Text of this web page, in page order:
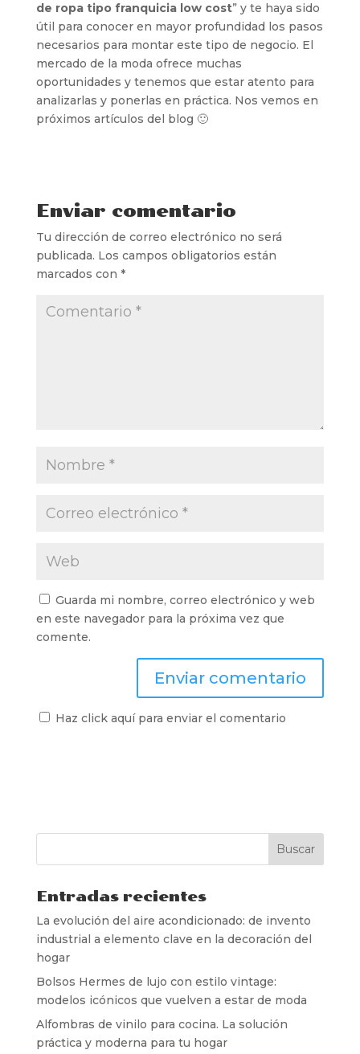
de ropa tipo franquicia low cost” y te haya sido
útil para conocer en mayor profundidad los pasos
necesarios para montar este tipo de negocio. El
mercado de la moda ofrece muchas
oportunidades y tenemos que estar atento para
analizarlas y ponerlas en práctica. Nos vemos en
próximos artículos del blog 🙂
Enviar comentario
Tu dirección de correo electrónico no será
publicada. Los campos obligatorios están
marcados con *
Guarda mi nombre, correo electrónico y web
en este navegador para la próxima vez que
comente.
Haz click aquí para enviar el comentario
Entradas recientes
La evolución del aire acondicionado: de invento
industrial a elemento clave en la decoración del
hogar
Bolsos Hermes de lujo con estilo vintage:
modelos icónicos que vuelven a estar de moda
Alfombras de vinilo para cocina. La solución
práctica y moderna para tu hogar